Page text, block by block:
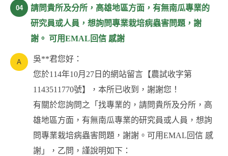
04
請問貴所及分所，高雄地區方面，有無南瓜專業的
研究員或人員，想詢問專業栽培病蟲害問題，謝
謝。 可用EMAL回信 感謝
吳**君您好：
您於114年10月27日的網站留言【農試收字第
1143511770號】，本所已收到，謝謝您！
有關於您詢問之「找專業的，請問貴所及分所，高
雄地區方面，有無南瓜專業的研究員或人員，想詢
問專業栽培病蟲害問題，謝謝。可用EMAL回信 感
謝」，乙問，謹說明如下：